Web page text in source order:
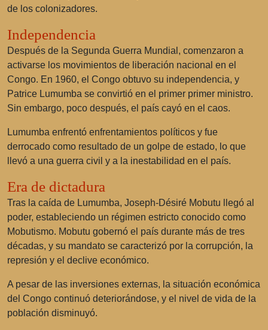
de los colonizadores.
Independencia
Después de la Segunda Guerra Mundial, comenzaron a
activarse los movimientos de liberación nacional en el
Congo. En 1960, el Congo obtuvo su independencia, y
Patrice Lumumba se convirtió en el primer primer ministro.
Sin embargo, poco después, el país cayó en el caos.
Lumumba enfrentó enfrentamientos políticos y fue
derrocado como resultado de un golpe de estado, lo que
llevó a una guerra civil y a la inestabilidad en el país.
Era de dictadura
Tras la caída de Lumumba, Joseph-Désiré Mobutu llegó al
poder, estableciendo un régimen estricto conocido como
Mobutismo. Mobutu gobernó el país durante más de tres
décadas, y su mandato se caracterizó por la corrupción, la
represión y el declive económico.
A pesar de las inversiones externas, la situación económica
del Congo continuó deteriorándose, y el nivel de vida de la
población disminuyó.